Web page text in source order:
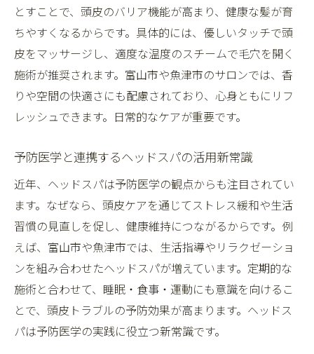
とすことで、頭皮のバリア機能が高まり、健康な髪が育
ちやすくなるからです。具体的には、優しいタッチで頭
皮をマッサージし、適度な温度のスチームで毛穴を開く
施術が推奨されます。富山市や魚津市のサロンでは、香
りや空間の快適さにも配慮されており、心身ともにリフ
レッシュできます。日常的なケアが重要です。
予防医学と連携するヘッドスパの活用新常識
近年、ヘッドスパは予防医学の観点からも注目されてい
ます。なぜなら、頭皮ケアを通じてストレス緩和や生活
習慣の見直しを促し、健康維持につながるからです。例
えば、富山市や魚津市では、生活指導やリラクゼーショ
ンを組み合わせたヘッドスパが増えています。定期的な
施術と合わせて、睡眠・食事・運動にも意識を向けるこ
とで、頭皮トラブルの予防効果が高まります。ヘッドス
パは予防医学の実践に役立つ新常識です。